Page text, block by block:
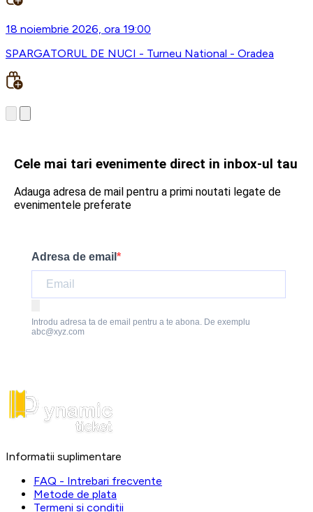
18 noiembrie 2026, ora 19:00
SPARGATORUL DE NUCI - Turneu National - Oradea
Cele mai tari evenimente direct in inbox-ul tau
Adauga adresa de mail pentru a primi noutati legate de
evenimentele preferate
Adresa de email
Introdu adresa ta de email pentru a te abona. De exemplu
abc@xyz.com
Informatii suplimentare
FAQ - Intrebari frecvente
Metode de plata
Termeni si conditii